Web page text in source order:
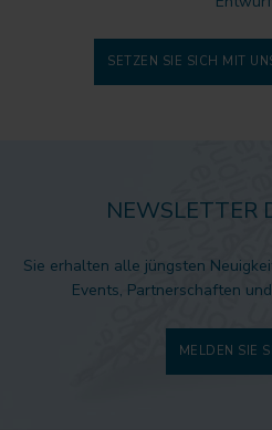
SETZEN SIE SICH MIT
NEWSLETTER
Sie erhalten alle jüngsten
Events, Partnerschaften
MELDEN SIE